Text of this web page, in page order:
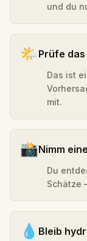
und du
🌤️Prüfe
Das ist
mit.
📸Nimm
Du
Schätze
💧 Bleib